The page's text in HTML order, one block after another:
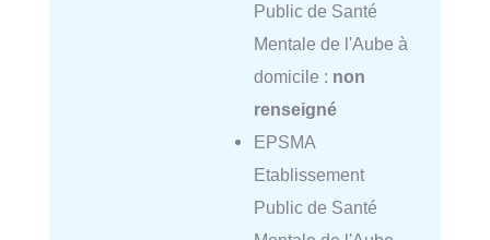
Public de Santé
Mentale de l'Aube à
domicile : non
renseigné
EPSMA
Etablissement
Public de Santé